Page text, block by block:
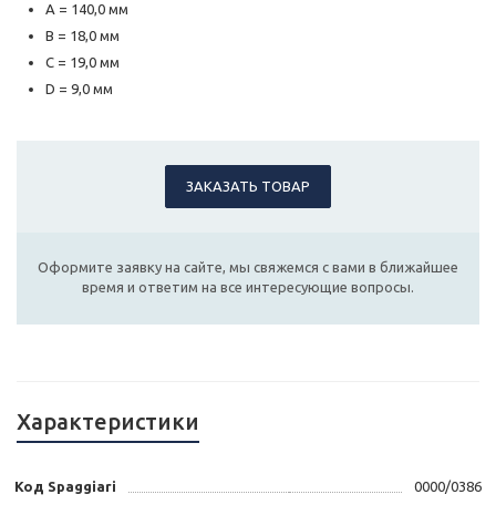
A = 140,0 мм
B = 18,0 мм
C = 19,0 мм
D = 9,0 мм
ЗАКАЗАТЬ ТОВАР
Оформите заявку на сайте, мы свяжемся с вами в ближайшее
время и ответим на все интересующие вопросы.
Характеристики
Код Spaggiari 0000/0386